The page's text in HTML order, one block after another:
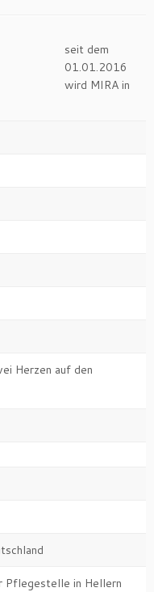
seit dem
01.01.2016
wird MIRA in
Herzen auf den
Pflegestelle in Hellern